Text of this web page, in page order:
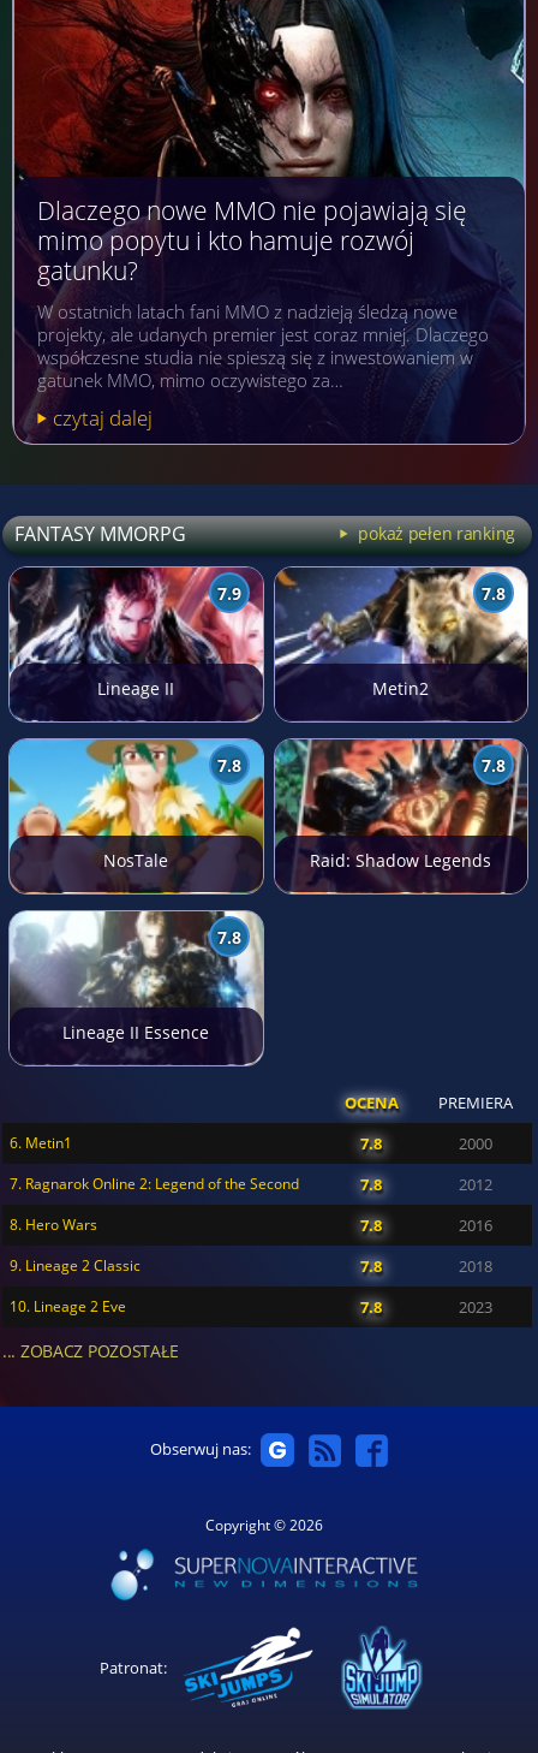
Dlaczego nowe MMO nie pojawiają się
mimo popytu i kto hamuje rozwój
gatunku?
W ostatnich latach fani MMO z nadzieją śledzą nowe
projekty, ale udanych premier jest coraz mniej. Dlaczego
współczesne studia nie spieszą się z inwestowaniem w
gatunek MMO, mimo oczywistego za…
czytaj dalej
FANTASY MMORPG pokaż pełen ranking
7.9
Lineage II
7.8
Metin2
7.8
NosTale
7.8
Raid: Shadow Legends
7.8
Lineage II Essence
OCENA PREMIERA
6. Metin1 7.8 2000
7. Ragnarok Online 2: Legend of the Second 7.8 2012
8. Hero Wars 7.8 2016
9. Lineage 2 Classic 7.8 2018
10. Lineage 2 Eve 7.8 2023
... ZOBACZ POZOSTAŁE
Obserwuj nas:
Copyright © 2026
Patronat: